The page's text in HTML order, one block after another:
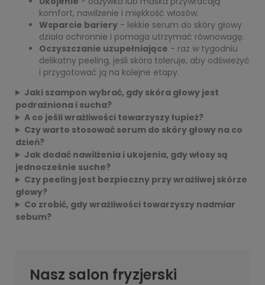
komfort, nawilżenie i miękkość włosów.
Wsparcie bariery - lekkie serum do skóry głowy
działa ochronnie i pomaga utrzymać równowagę.
Oczyszczanie uzupełniające - raz w tygodniu
delikatny peeling, jeśli skóra toleruje, aby odświeżyć
i przygotować ją na kolejne etapy.
Jaki szampon wybrać, gdy skóra głowy jest
podrażniona i sucha?
A co jeśli wrażliwości towarzyszy łupież?
Czy warto stosować serum do skóry głowy na co
dzień?
Jak dodać nawilżenia i ukojenia, gdy włosy są
jednocześnie suche?
Czy peeling jest bezpieczny przy wrażliwej skórze
głowy?
Co zrobić, gdy wrażliwości towarzyszy nadmiar
sebum?
Nasz salon fryzjerski